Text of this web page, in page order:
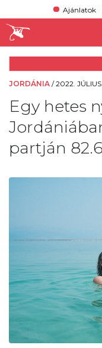
Ajánlatok
JORDÁNIA /2022. JÚLIUS
Egy hetes
partján